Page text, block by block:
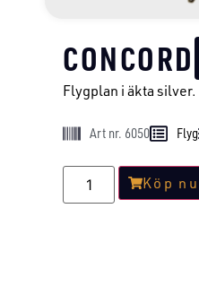
CONCORD
Flygplan i äkta silver.
Art nr. 6050 Flyg
Köp nu